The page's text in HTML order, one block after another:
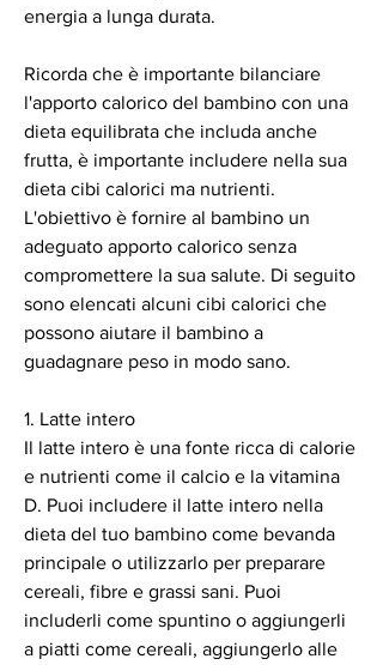
energia a lunga durata.
Ricorda che è importante bilanciare
l'apporto calorico del bambino con una
dieta equilibrata che includa anche
frutta, è importante includere nella sua
dieta cibi calorici ma nutrienti.
L'obiettivo è fornire al bambino un
adeguato apporto calorico senza
compromettere la sua salute. Di seguito
sono elencati alcuni cibi calorici che
possono aiutare il bambino a
guadagnare peso in modo sano.
1. Latte intero
Il latte intero è una fonte ricca di calorie
e nutrienti come il calcio e la vitamina
D. Puoi includere il latte intero nella
dieta del tuo bambino come bevanda
principale o utilizzarlo per preparare
cereali, fibre e grassi sani. Puoi
includerli come spuntino o aggiungerli
a piatti come cereali, aggiungerlo alle